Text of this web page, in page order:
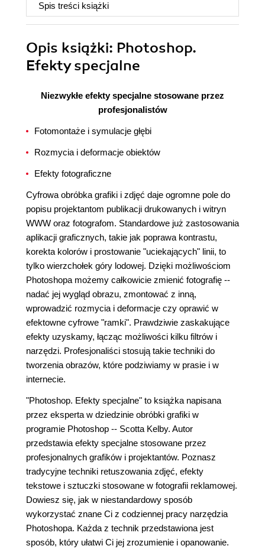
Spis treści książki
Opis książki: Photoshop.
Efekty specjalne
Niezwykłe efekty specjalne stosowane przez
profesjonalistów
Fotomontaże i symulacje głębi
Rozmycia i deformacje obiektów
Efekty fotograficzne
Cyfrowa obróbka grafiki i zdjęć daje ogromne pole do
popisu projektantom publikacji drukowanych i witryn
WWW oraz fotografom. Standardowe już zastosowania
aplikacji graficznych, takie jak poprawa kontrastu,
korekta kolorów i prostowanie "uciekających" linii, to
tylko wierzchołek góry lodowej. Dzięki możliwościom
Photoshopa możemy całkowicie zmienić fotografię --
nadać jej wygląd obrazu, zmontować z inną,
wprowadzić rozmycia i deformacje czy oprawić w
efektowne cyfrowe "ramki". Prawdziwie zaskakujące
efekty uzyskamy, łącząc możliwości kilku filtrów i
narzędzi. Profesjonaliści stosują takie techniki do
tworzenia obrazów, które podziwiamy w prasie i w
internecie.
"Photoshop. Efekty specjalne" to książka napisana
przez eksperta w dziedzinie obróbki grafiki w
programie Photoshop -- Scotta Kelby. Autor
przedstawia efekty specjalne stosowane przez
profesjonalnych grafików i projektantów. Poznasz
tradycyjne techniki retuszowania zdjęć, efekty
tekstowe i sztuczki stosowane w fotografii reklamowej.
Dowiesz się, jak w niestandardowy sposób
wykorzystać znane Ci z codziennej pracy narzędzia
Photoshopa. Każda z technik przedstawiona jest
sposób, który ułatwi Ci jej zrozumienie i opanowanie.